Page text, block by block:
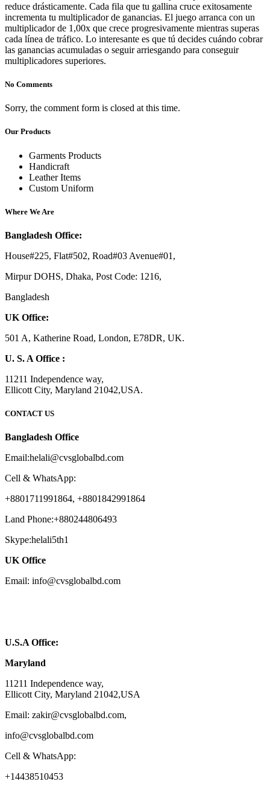
reduce drásticamente. Cada fila que tu gallina cruce exitosamente
incrementa tu multiplicador de ganancias. El juego arranca con un
multiplicador de 1,00x que crece progresivamente mientras superas
cada línea de tráfico. Lo interesante es que tú decides cuándo cobrar
las ganancias acumuladas o seguir arriesgando para conseguir
multiplicadores superiores.
No Comments
Sorry, the comment form is closed at this time.
Our Products
Garments Products
Handicraft
Leather Items
Custom Uniform
Where We Are
Bangladesh Office:
House#225, Flat#502, Road#03 Avenue#01,
Mirpur DOHS, Dhaka, Post Code: 1216,
Bangladesh
UK Office:
501 A, Katherine Road, London, E78DR, UK.
U. S. A Office :
11211 Independence way,
Ellicott City, Maryland 21042,USA.
CONTACT US
Bangladesh Office
Email:helali@cvsglobalbd.com
Cell & WhatsApp:
+8801711991864, +8801842991864
Land Phone:+880244806493
Skype:helali5th1
UK Office
Email: info@cvsglobalbd.com
U.S.A Office:
Maryland
11211 Independence way,
Ellicott City, Maryland 21042,USA
Email: zakir@cvsglobalbd.com,
info@cvsglobalbd.com
Cell & WhatsApp:
+14438510453